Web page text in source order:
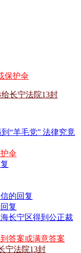
保护伞
长宁法院13封
“羊毛党” 法律究竟
伞
的回复
复
长宁区得到公正裁
答案或满意答案
宁法院13封